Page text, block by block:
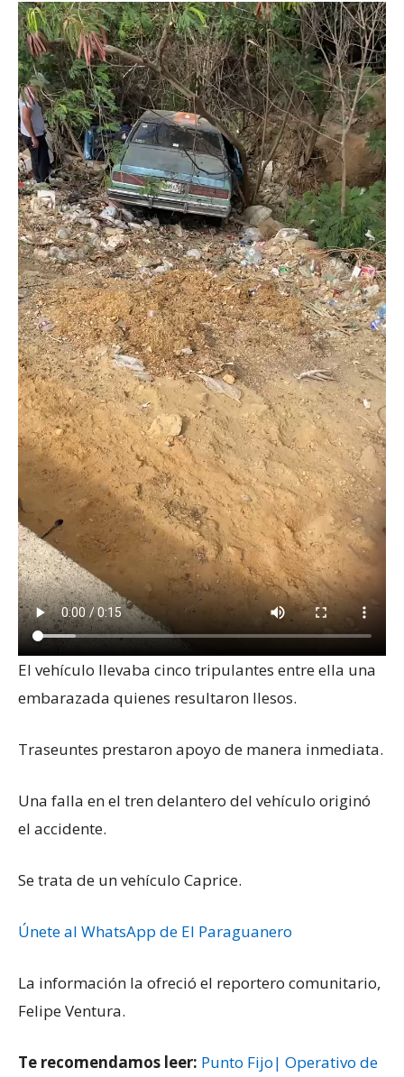
El vehículo llevaba cinco tripulantes entre ella una
embarazada quienes resultaron Ilesos.
Traseuntes prestaron apoyo de manera inmediata.
Una falla en el tren delantero del vehículo originó
el accidente.
Se trata de un vehículo Caprice.
Únete al WhatsApp de El Paraguanero
La información la ofreció el reportero comunitario,
Felipe Ventura.
Te recomendamos leer: Punto Fijo| Operativo de